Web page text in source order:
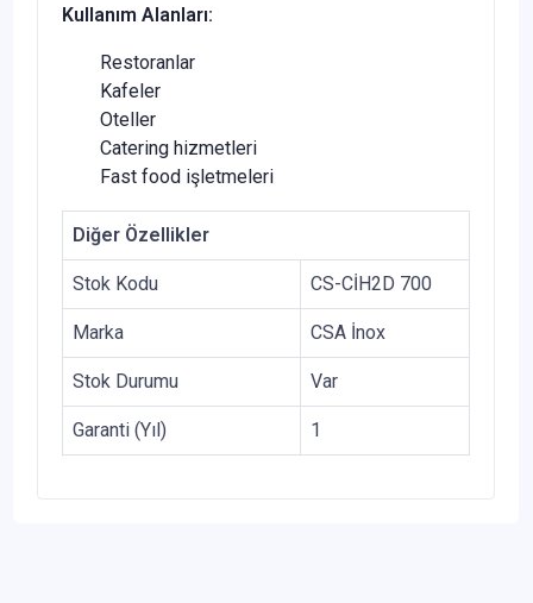
Kullanım Alanları:
Restoranlar
Kafeler
Oteller
Catering hizmetleri
Fast food işletmeleri
Diğer Özellikler
Stok Kodu CS-CİH2D 700
Marka CSA İnox
Stok Durumu Var
Garanti (Yıl) 1